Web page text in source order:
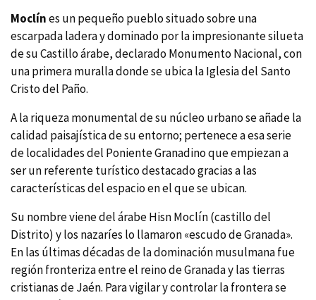
Moclí­nes un pequeño pueblo situado sobre una
escarpada ladera y dominado por la impresionante silueta
de su Castillo árabe, declarado Monumento Nacional, con
una primera muralla donde se ubica la Iglesia del Santo
Cristo del Paño.
A la riqueza monumental de su núcleo urbano se añade la
calidad paisají­stica de su entorno; pertenece a esa serie
de localidades del Poniente Granadino que empiezan a
ser un referente turí­stico destacado gracias a las
caracterí­sticas del espacio en el que se ubican.
Su nombre viene del árabe Hisn Moclí­n (castillo del
Distrito) y los nazarí­es lo llamaron «escudo de Granada».
En las últimas décadas de la dominación musulmana fue
región fronteriza entre el reino de Granada y las tierras
cristianas de Jaén. Para vigilar y controlar la frontera se